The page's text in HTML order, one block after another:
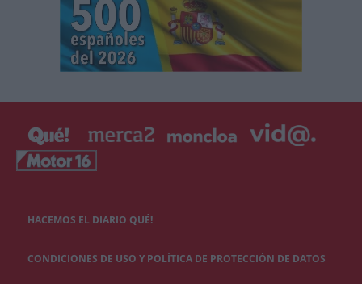
HACEMOS EL DIARIO QUÉ!
CONDICIONES DE USO Y POLÍTICA DE PROTECCIÓN DE DATOS